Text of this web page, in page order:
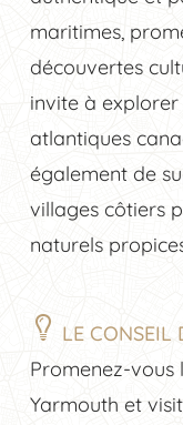
maritimes,
découvertes
invite à
atlantiques
également de
villages côtiers
naturels
LE CONSEIL
Promenez-
Yarmouth et